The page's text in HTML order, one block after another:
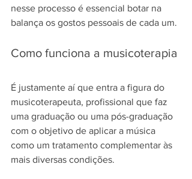
nesse processo é essencial botar na
balança os gostos pessoais de cada um.
Como funciona a musicoterapia
É justamente aí que entra a figura do
musicoterapeuta, profissional que faz
uma graduação ou uma pós-graduação
com o objetivo de aplicar a música
como um tratamento complementar às
mais diversas condições.